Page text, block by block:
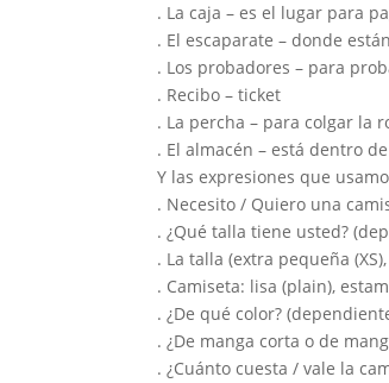
. La caja – es el lugar para
. El escaparate – donde
. Los probadores – para
. Recibo – ticket
. La percha – para colgar la
. El almacén – está dentro
Y las expresiones que
. Necesito / Quiero una
. ¿Qué talla tiene usted?
. La talla (extra pequeña
. Camiseta: lisa (plain),
. ¿De qué color?
. ¿De manga corta o de
. ¿Cuánto cuesta / vale la